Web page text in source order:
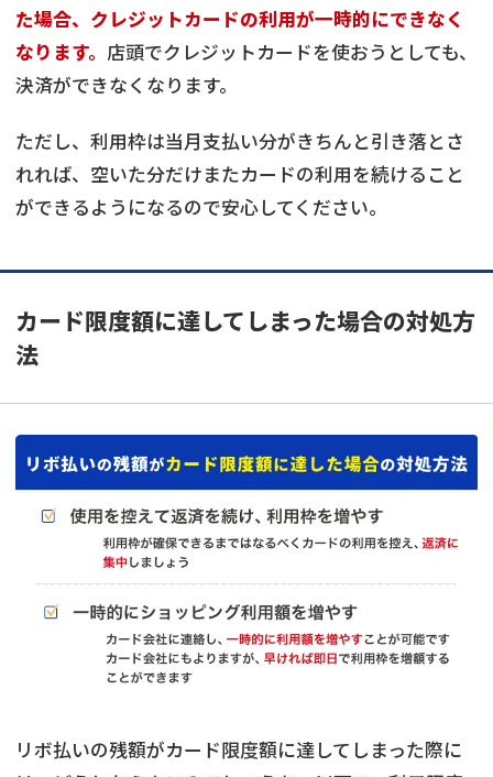
た場合、クレジットカードの利用が一時的にできなく
なります。 店頭でクレジットカードを使おうとしても、
決済ができなくなります。
ただし、利用枠は当月支払い分がきちんと引き落とさ
れれば、空いた分だけまたカードの利用を続けること
ができるようになるので安心してください。
カード限度額に達してしまった場合の対処方
法
リボ払いの残額がカード限度額に達してしまった際に